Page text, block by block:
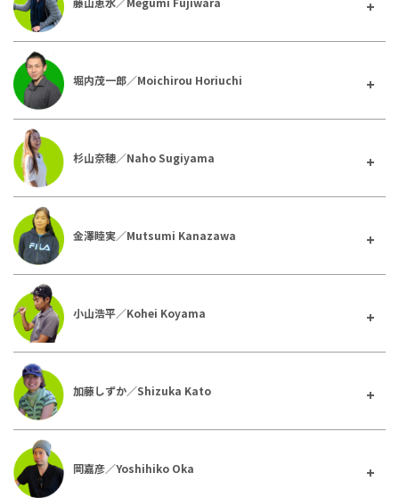
堀内茂一郎／Moichirou Horiuchi
杉山奈穂／Naho Sugiyama
金澤睦実／Mutsumi Kanazawa
小山浩平／Kohei Koyama
加藤しずか／Shizuka Kato
岡嘉彦／Yoshihiko Oka